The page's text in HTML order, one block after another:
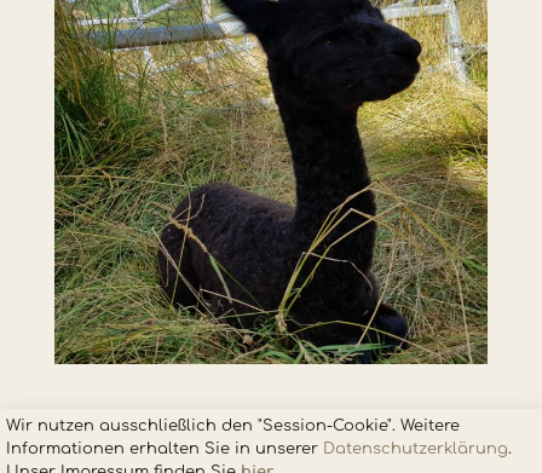
Wir nutzen ausschließlich den "Session-Cookie". Weitere
Informationen erhalten Sie in unserer Datenschutzerklärung.